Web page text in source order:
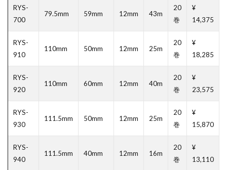
RYS-
700
79.5mm 59mm 12mm 43m
20
巻
¥
14,375
RYS-
910
110mm 50mm 12mm 25m
20
巻
¥
18,285
RYS-
920
110mm 60mm 12mm 40m
20
巻
¥
23,575
RYS-
930
111.5mm 50mm 12mm 25m
20
巻
¥
15,870
RYS-
940
111.5mm 40mm 12mm 16m
20
巻
¥
13,110